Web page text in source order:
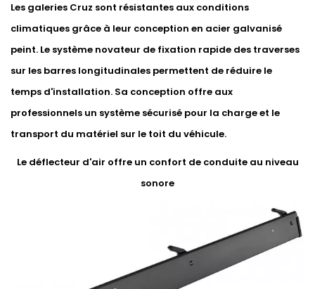
Les galeries Cruz sont résistantes aux conditions
climatiques grâce à leur conception en acier galvanisé
peint. Le système novateur de fixation rapide des traverses
sur les barres longitudinales permettent de réduire le
temps d'installation. Sa conception offre aux
professionnels un système sécurisé pour la charge et le
transport du matériel sur le toit du véhicule.
Le déflecteur d'air offre un confort de conduite au niveau
sonore